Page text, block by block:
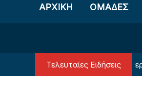
ΑΡΧΙΚΗ OΜΑΔΕΣ
Τελευταίες Ειδήσεις
«Μας άξιζε κάτι καλύτερο απόψε»